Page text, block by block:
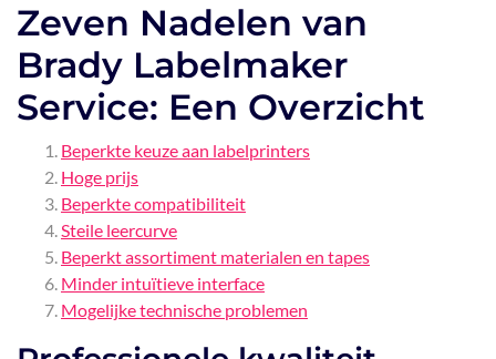
Zeven Nadelen van
Brady Labelmaker
Service: Een Overzicht
Beperkte keuze aan labelprinters
Hoge prijs
Beperkte compatibiliteit
Steile leercurve
Beperkt assortiment materialen en tapes
Minder intuïtieve interface
Mogelijke technische problemen